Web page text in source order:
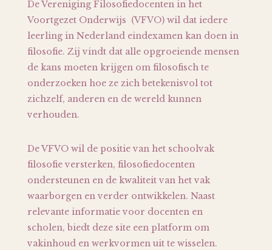
De Vereniging Filosofiedocenten in het
Voortgezet Onderwijs (VFVO) wil dat iedere
leerling in Nederland eindexamen kan doen in
filosofie. Zij vindt dat alle opgroeiende mensen
de kans moeten krijgen om filosofisch te
onderzoeken hoe ze zich betekenisvol tot
zichzelf, anderen en de wereld kunnen
verhouden.
De VFVO wil de positie van het schoolvak
filosofie versterken, filosofiedocenten
ondersteunen en de kwaliteit van het vak
waarborgen en verder ontwikkelen. Naast
relevante informatie voor docenten en
scholen, biedt deze site een platform om
vakinhoud en werkvormen uit te wisselen.